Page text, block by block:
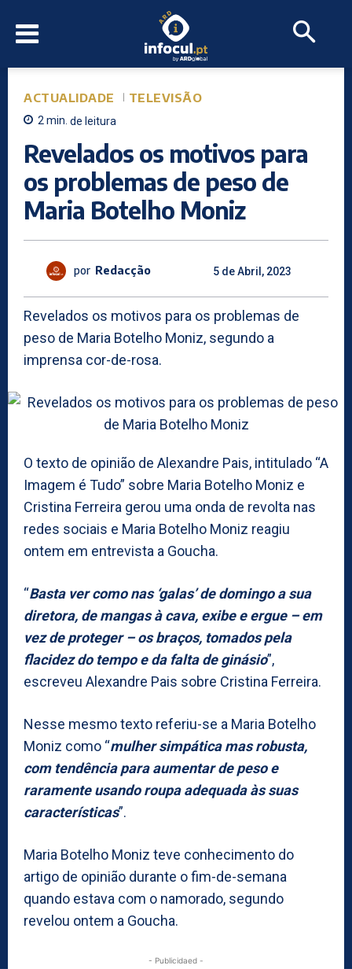
ACTUALIDADE TELEVISÃO
2min. de leitura
Revelados os motivos para
os problemas de peso de
Maria Botelho Moniz
por Redacção 5 de Abril, 2023
Revelados os motivos para os problemas de
peso de Maria Botelho Moniz, segundo a
imprensa cor-de-rosa.
O texto de opinião de Alexandre Pais, intitulado “A
Imagem é Tudo” sobre Maria Botelho Moniz e
Cristina Ferreira gerou uma onda de revolta nas
redes sociais e Maria Botelho Moniz reagiu
ontem em entrevista a Goucha.
“Basta ver como nas ‘galas’ de domingo a sua
diretora, de mangas à cava, exibe e ergue – em
vez de proteger – os braços, tomados pela
flacidez do tempo e da falta de ginásio”,
escreveu Alexandre Pais sobre Cristina Ferreira.
Nesse mesmo texto referiu-se a Maria Botelho
Moniz como “mulher simpática mas robusta,
com tendência para aumentar de peso e
raramente usando roupa adequada às suas
características”.
Maria Botelho Moniz teve conhecimento do
artigo de opinião durante o fim-de-semana
quando estava com o namorado, segundo
revelou ontem a Goucha.
- Publicidaed -